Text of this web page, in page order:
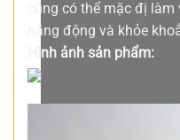
cũng có thể mặc đị
năng động và khỏe
Hình ảnh sản phẩm: